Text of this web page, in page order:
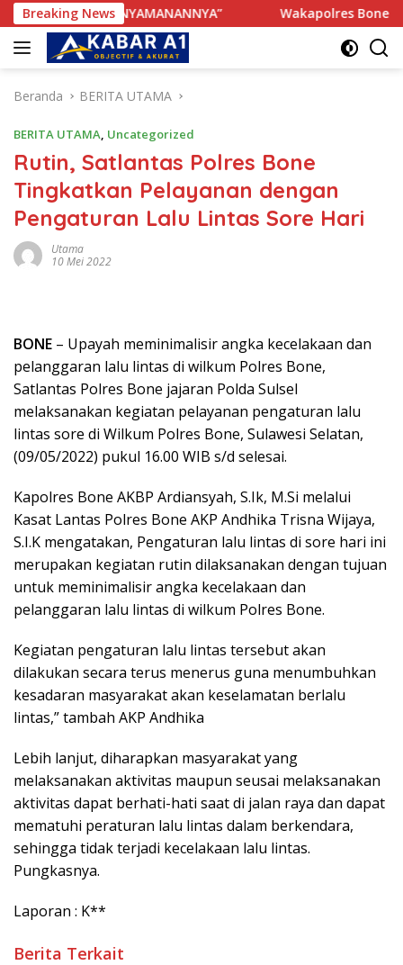
Langsung
ke
konten
Breaking News
KENYAMANANNYA” Wakapolres Bone Apresiasi
Beranda BERITA UTAMA
BERITA UTAMA, Uncategorized
Rutin, Satlantas Polres Bone
Tingkatkan Pelayanan dengan
Pengaturan Lalu Lintas Sore Hari
Utama
10 Mei 2022
BONE – Upayah meminimalisir angka kecelakaan dan
pelanggaran lalu lintas di wilkum Polres Bone,
Satlantas Polres Bone jajaran Polda Sulsel
melaksanakan kegiatan pelayanan pengaturan lalu
lintas sore di Wilkum Polres Bone, Sulawesi Selatan,
(09/05/2022) pukul 16.00 WIB s/d selesai.
Kapolres Bone AKBP Ardiansyah, S.Ik, M.Si melalui
Kasat Lantas Polres Bone AKP Andhika Trisna Wijaya,
S.I.K mengatakan, Pengaturan lalu lintas di sore hari ini
merupakan kegiatan rutin dilaksanakan dengan tujuan
untuk meminimalisir angka kecelakaan dan
pelanggaran lalu lintas di wilkum Polres Bone.
Kegiatan pengaturan lalu lintas tersebut akan
dilakukan secara terus menerus guna menumbuhkan
kesadaran masyarakat akan keselamatan berlalu
lintas,” tambah AKP Andhika
Lebih lanjut, diharapkan masyarakat yang
melaksanakan aktivitas maupun seusai melaksanakan
aktivitas dapat berhati-hati saat di jalan raya dan dapat
mematuhi peraturan lalu lintas dalam berkendara,
sehingga tidak terjadi kecelakaan lalu lintas.
Pungkasnya.
Laporan : K**
Berita Terkait